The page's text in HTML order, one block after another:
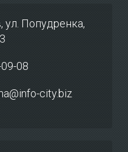
, ул. Попудренка,
08
city.biz